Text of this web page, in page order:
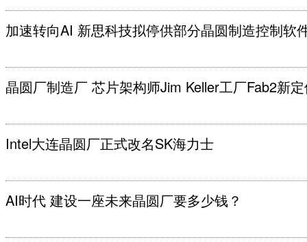
加速转向AI 新思科技拟停供部分晶圆制造控制软
晶圆厂制造厂 芯片架构师Jim Keller工厂Fab2新
Intel大连晶圆厂正式改名SK海力士
AI时代 建设一座未来晶圆厂要多少钱？